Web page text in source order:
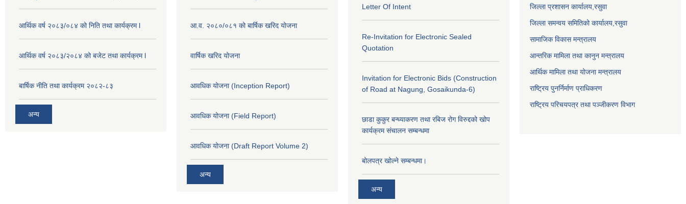
आर्थिक वर्ष २०८३/०८४ को निति तथा कार्यक्रम l
आर्थिक वर्ष २०८३/२०८४ को बजेट तथा कार्यक्रम l
बार्षिक नीति तथा कार्यक्रम २०८२-८३
अन्य
आ.व. २०८०/०८१ को बार्षिक खरिद योजना
वार्षिक खरिद योजना
आवधिक योजना (Inception Report)
आवधिक योजना (Field Report)
आवधिक योजना (Draft Report Volume 2)
अन्य
Letter Of Intent
Re-Invitation for Electronic Sealed
Quotation
Invitation for Electronic Bids (Construction
of Road at Nagung, Gosaikunda-6)
छाडा कुकुर बन्ध्याकरण तथा रबिज रोग विरुद्दको खोप
कार्यक्रम संचालन सम्बन्धमा
बोलपत्र खोल्ने सम्बन्धमा।
अन्य
जिल्ला प्रशासन कार्यालय, रसुवा
जिल्ला समन्वय समितिको कार्यालय, रसुवा
सामाजिक विकास मन्त्रालय
आन्तरिक मामिला तथा कानुन मन्त्रालय
आर्थिक मामिला तथा योजना मन्त्रालय
राष्ट्रिय पुनर्निर्माण प्राधिकरण
राष्ट्रिय परिचयपत्र तथा पञ्जीकरण विभाग